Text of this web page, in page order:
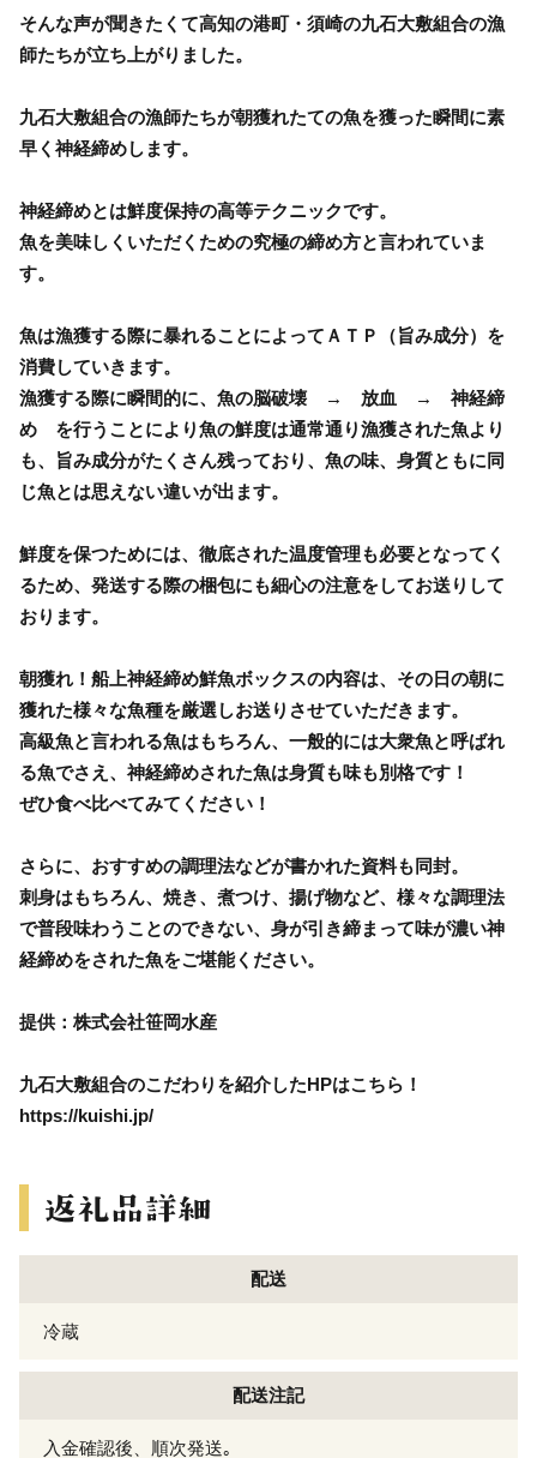
そんな声が聞きたくて高知の港町・須崎の九石大敷組合の漁
師たちが立ち上がりました。
九石大敷組合の漁師たちが朝獲れたての魚を獲った瞬間に素
早く神経締めします。
神経締めとは鮮度保持の高等テクニックです。
魚を美味しくいただくための究極の締め方と言われていま
す。
魚は漁獲する際に暴れることによってＡＴＰ（旨み成分）を
消費していきます。
漁獲する際に瞬間的に、魚の脳破壊 → 放血 → 神経締
め を行うことにより魚の鮮度は通常通り漁獲された魚より
も、旨み成分がたくさん残っており、魚の味、身質ともに同
じ魚とは思えない違いが出ます。
鮮度を保つためには、徹底された温度管理も必要となってく
るため、発送する際の梱包にも細心の注意をしてお送りして
おります。
朝獲れ！船上神経締め鮮魚ボックスの内容は、その日の朝に
獲れた様々な魚種を厳選しお送りさせていただきます。
高級魚と言われる魚はもちろん、一般的には大衆魚と呼ばれ
る魚でさえ、神経締めされた魚は身質も味も別格です！
ぜひ食べ比べてみてください！
さらに、おすすめの調理法などが書かれた資料も同封。
刺身はもちろん、焼き、煮つけ、揚げ物など、様々な調理法
で普段味わうことのできない、身が引き締まって味が濃い神
経締めをされた魚をご堪能ください。
提供：株式会社笹岡水産
九石大敷組合のこだわりを紹介したHPはこちら！
https://kuishi.jp/
配送
冷蔵
配送注記
入金確認後、順次発送｡